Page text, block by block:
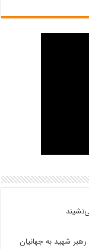
شهید به جهانیان